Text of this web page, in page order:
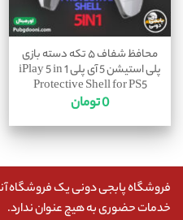
محافظ شفاف ۵ تکه دسته بازی
پلی استیشن 5 آی پلی iPlay 5 in 1
Protective Shell for PS5
0تومان
فروشگاه پابجی دونی یک فروشگاه
خدمات حضوری به هیچ عنوان ندارد.